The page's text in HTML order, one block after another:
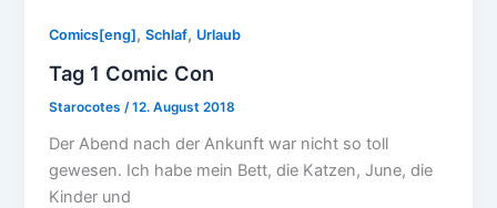
Comics[eng],Schlaf, Urlaub
Tag 1 Comic Con
Starocotes/12. August 2018
Der Abend nach der Ankunft war nicht so toll
gewesen. Ich habe mein Bett, die Katzen, June, die
Kinder und